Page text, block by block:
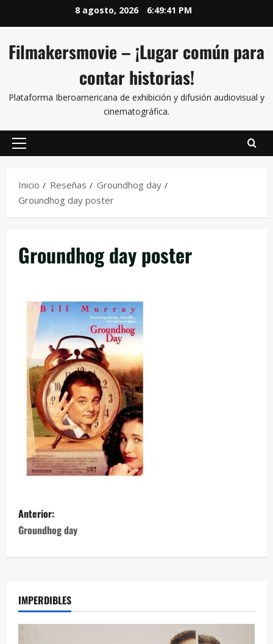
8 agosto, 2026 6:49:41 PM
Filmakersmovie – ¡Lugar común para
contar historias!
Plataforma Iberoamericana de exhibición y difusión audiovisual y
cinematográfica.
Inicio Reseñas
Groundhog day
Groundhog day poster
Groundhog day poster
Anterior:
Groundhog day
IMPERDIBLES